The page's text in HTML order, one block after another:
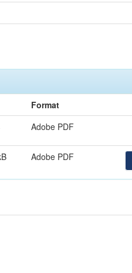
Format
Adobe PDF
Adobe PDF